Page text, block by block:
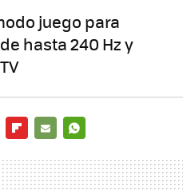
juego para
hasta 240 Hz y
MAIL